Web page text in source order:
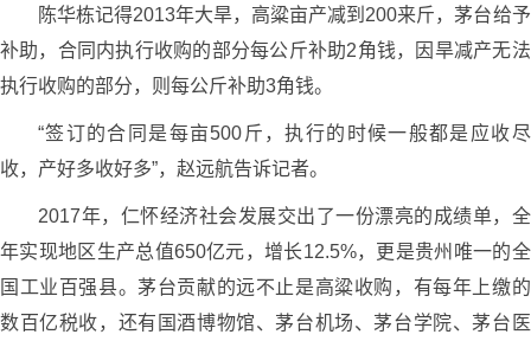
陈华栋记得2013年大旱，高粱亩产减到200来斤，茅台给予
补助，合同内执行收购的部分每公斤补助2角钱，因旱减产无法
执行收购的部分，则每公斤补助3角钱。
“签订的合同是每亩500斤，执行的时候一般都是应收尽
收，产好多收好多”，赵远航告诉记者。
2017年，仁怀经济社会发展交出了一份漂亮的成绩单，全
年实现地区生产总值650亿元，增长12.5%，更是贵州唯一的全
国工业百强县。茅台贡献的远不止是高粱收购，有每年上缴的
数百亿税收，还有国酒博物馆、茅台机场、茅台学院、茅台医